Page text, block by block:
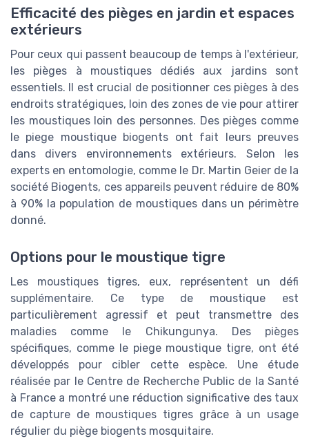
Efficacité des pièges en jardin et espaces
extérieurs
Pour ceux qui passent beaucoup de temps à l'extérieur,
les pièges à moustiques dédiés aux jardins sont
essentiels. Il est crucial de positionner ces pièges à des
endroits stratégiques, loin des zones de vie pour attirer
les moustiques loin des personnes. Des pièges comme
le piege moustique biogents ont fait leurs preuves
dans divers environnements extérieurs. Selon les
experts en entomologie, comme le Dr. Martin Geier de la
société Biogents, ces appareils peuvent réduire de 80%
à 90% la population de moustiques dans un périmètre
donné.
Options pour le moustique tigre
Les moustiques tigres, eux, représentent un défi
supplémentaire. Ce type de moustique est
particulièrement agressif et peut transmettre des
maladies comme le Chikungunya. Des pièges
spécifiques, comme le piege moustique tigre, ont été
développés pour cibler cette espèce. Une étude
réalisée par le Centre de Recherche Public de la Santé
à France a montré une réduction significative des taux
de capture de moustiques tigres grâce à un usage
régulier du piège biogents mosquitaire.